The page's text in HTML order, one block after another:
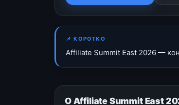
📌 КОРОТКО
Affiliate Summit East 2026 —
О Affiliate Summit East